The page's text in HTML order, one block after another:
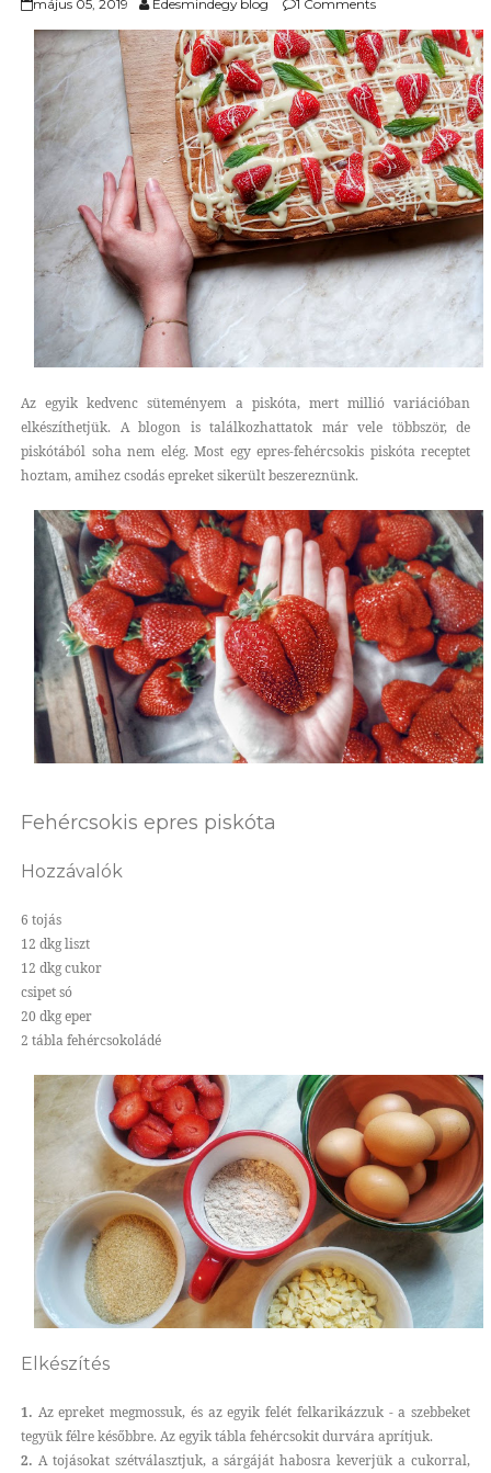
május 05, 2019 Édesmindegy blog 1 Comments
Az egyik kedvenc süteményem a piskóta, mert millió variációban
elkészíthetjük. A blogon is találkozhattatok már vele többször, de
piskótából soha nem elég. Most egy epres-fehércsokis piskóta receptet
hoztam, amihez csodás epreket sikerült beszereznünk.
Fehércsokis epres piskóta
Hozzávalók
6 tojás
12 dkg liszt
12 dkg cukor
csipet só
20 dkg eper
2 tábla fehércsokoládé
Elkészítés
1. Az epreket megmossuk, és az egyik felét felkarikázzuk - a szebbeket
tegyük félre későbbre. Az egyik tábla fehércsokit durvára aprítjuk.
2. A tojásokat szétválasztjuk, a sárgáját habosra keverjük a cukorral,